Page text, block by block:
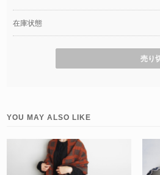
在庫状態
売り
YOU MAY ALSO LIKE